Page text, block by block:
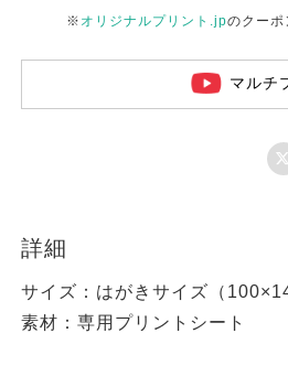
※ オリジナルプリント.jpのクーポ
マルチ

詳細
サイズ：はがきサイズ（
素材：専用プリントシート